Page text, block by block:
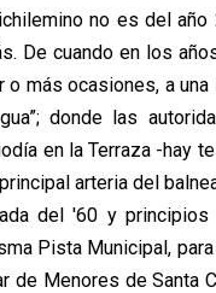
no es del año
De cuando en los
o más ocasiones, a
donde las
en la Terraza -hay
arteria del
del '60 y
Pista Municipal,
de Menores de Santa